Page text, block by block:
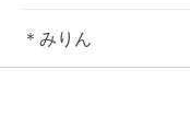
＊みりん